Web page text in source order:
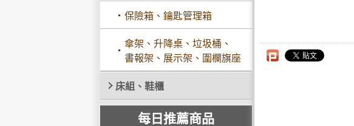
保險箱、鑰匙管理箱
傘架、升降桌、垃圾桶、
書報架、展示架、圍欄旗座
床組、鞋櫃
每日推薦商品